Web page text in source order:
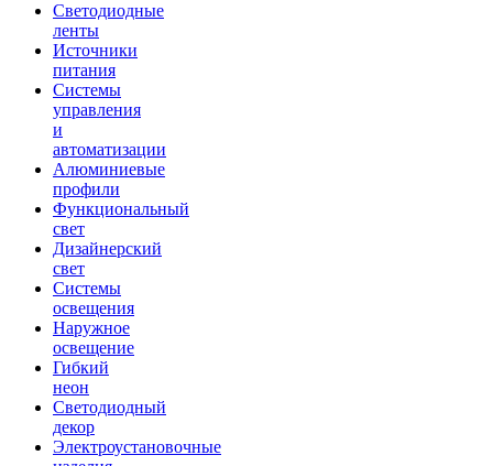
Светодиодные
ленты
Источники
питания
Системы
управления
и
автоматизации
Алюминиевые
профили
Функциональный
свет
Дизайнерский
свет
Системы
освещения
Наружное
освещение
Гибкий
неон
Светодиодный
декор
Электроустановочные